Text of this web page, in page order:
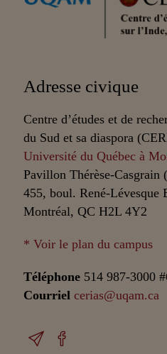
Adresse civique
Centre d’études et de
du Sud et sa diaspora
Université du Québec à
Pavillon Thérèse-Casgrain
455, boul. René-Lévesque
Montréal, QC H2L 4Y2
* Voir le plan du campus
Téléphone 514 987-3000
Courriel cerias@uqam.ca